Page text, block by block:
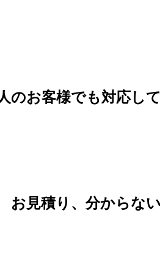
のお客様でも対応し
お見積り、分からな